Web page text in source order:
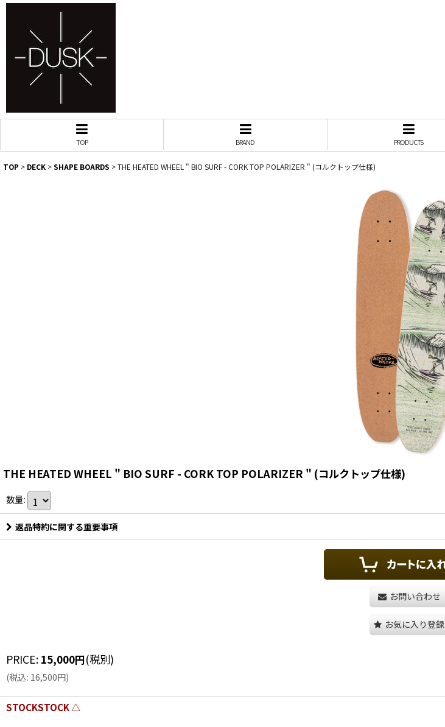
TOP BRAND PRODUCTS
TOP > DECK >SHAPE BOARDS >THE HEATED WHEEL " BIO SURF - CORK TOP POLARIZER " (コルクトップ仕様)
THE HEATED WHEEL " BIO SURF - CORK TOP POLARIZER " (コルクトップ仕様)
数量:
返品特約に関する重要事項
お問い合わせ
お気に入り登録
PRICE: 15,000円(税別)
(税込: 16,500円)
STOCKSTOCK △